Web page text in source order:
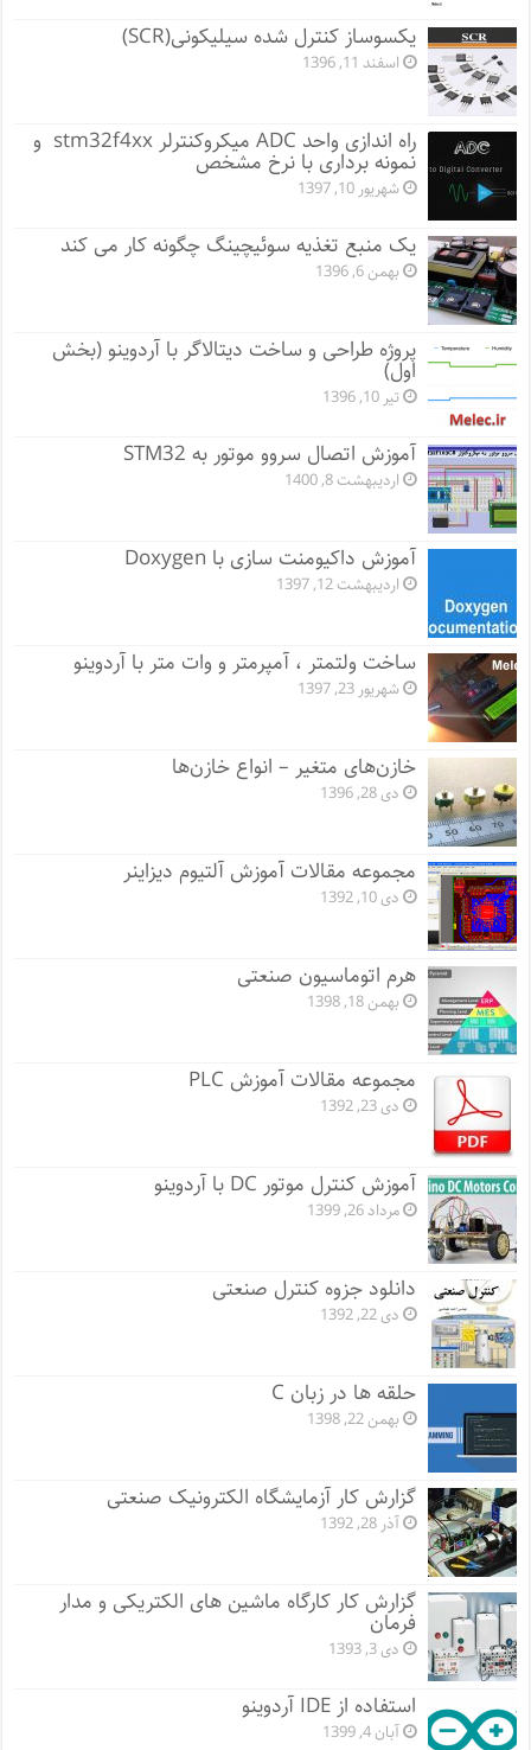
یکسوساز کنترل شده سیلیکونی(SCR)
اسفند 11, 1396
راه اندازی واحد ADC میکروکنترلر stm32f4xx و
نمونه برداری با نرخ مشخص
شهریور 10, 1397
یک منبع تغذیه سوئیچینگ چگونه کار می کند
بهمن 6, 1396
پروژه طراحی و ساخت دیتالاگر با آردوینو (بخش
اول)
تیر 10, 1396
آموزش اتصال سروو موتور به STM32
اردیبهشت 8, 1400
آموزش داکیومنت سازی با Doxygen
اردیبهشت 12, 1397
ساخت ولتمتر ، آمپرمتر و وات متر با آردوینو
شهریور 23, 1397
خازن‌های متغیر – انواع خازن‌ها
دی 28, 1396
مجموعه مقالات آموزش آلتیوم دیزاینر
دی 10, 1392
هرم اتوماسیون صنعتی
بهمن 18, 1398
مجموعه مقالات آموزش PLC
دی 23, 1392
آموزش کنترل موتور DC با آردوینو
مرداد 26, 1399
دانلود جزوه کنترل صنعتی
دی 22, 1392
حلقه ها در زبان C
بهمن 22, 1398
گزارش کار آزمایشگاه الکترونیک صنعتی
آذر 28, 1392
گزارش کار کارگاه ماشین های الکتریکی و مدار
فرمان
دی 3, 1393
استفاده از IDE آردوینو
آبان 4, 1399